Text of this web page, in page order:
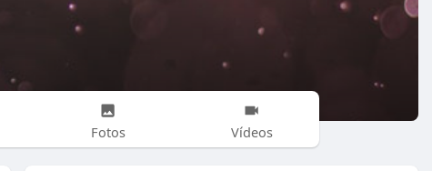
Fotos Vídeos